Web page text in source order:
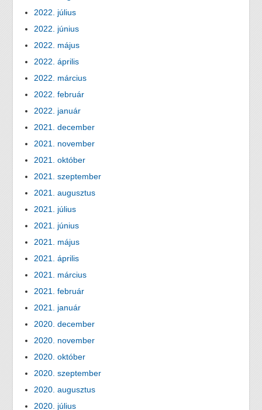
2022. július
2022. június
2022. május
2022. április
2022. március
2022. február
2022. január
2021. december
2021. november
2021. október
2021. szeptember
2021. augusztus
2021. július
2021. június
2021. május
2021. április
2021. március
2021. február
2021. január
2020. december
2020. november
2020. október
2020. szeptember
2020. augusztus
2020. július